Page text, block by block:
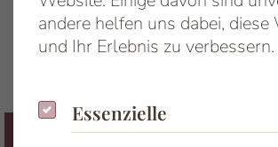
facilisis sed...
andere helfen uns dabei, diese
und Ihr Erlebnis zu verbessern.
Essenzielle
Essenzielle